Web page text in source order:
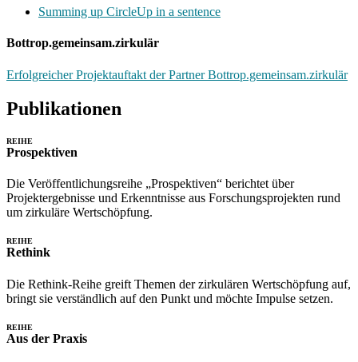
Summing up CircleUp in a sentence
Bottrop.gemeinsam.zirkulär
Erfolgreicher Projektauftakt der Partner Bottrop.gemeinsam.zirkulär
Publikationen
REIHE
Prospektiven
Die Veröffentlichungsreihe „Prospektiven“ berichtet über
Projektergebnisse und Erkenntnisse aus Forschungsprojekten rund
um zirkuläre Wertschöpfung.
REIHE
Rethink
Die Rethink-Reihe greift Themen der zirkulären Wertschöpfung auf,
bringt sie verständlich auf den Punkt und möchte Impulse setzen.
REIHE
Aus der Praxis